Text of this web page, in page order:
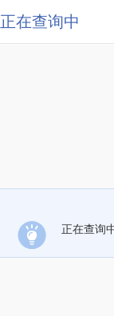
正在查询中
正在查询